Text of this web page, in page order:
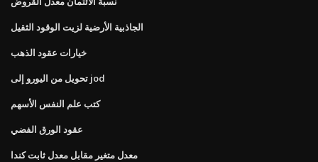
الجاذبية الأرضية لزيت الوقود الثقيل
خيارات عقود الذهب
تحويل من اليورو إلى jod
كتب علم النفس الأسهم
عقود الورق الفضي
معدل متغير مقابل معدل ثابت كندا